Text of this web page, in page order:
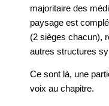
majoritaire des
paysage est
(2 sièges chacun),
autres structures
Ce sont là, une
voix au chapitre.